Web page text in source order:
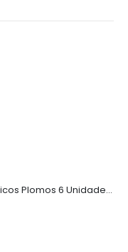
Juego de Yases Metálicos Plomos 6 Unidades + Pelota de Goma (En Bolsita Lista para Regalar)